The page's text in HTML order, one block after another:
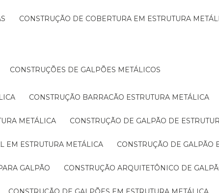
CONSTRUÇÃO DE COBERTURA EM ESTRUTURA
CONSTRUÇÕES DE GALPÕES METÁLICOS
CONSTRUÇÃO BARRACÃO ESTRUTURA METÁLICA
METÁLICA CONSTRUÇÃO DE GALPÃO DE
EM ESTRUTURA METÁLICA CONSTRUÇÃO DE
GALPÃO CONSTRUÇÃO ARQUITETÔNICO DE